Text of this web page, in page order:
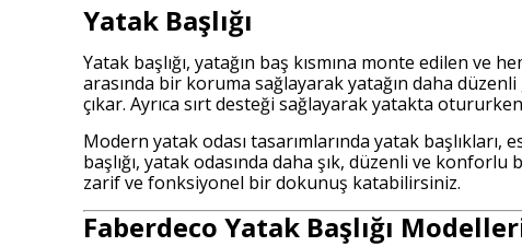
Yatak Başlığı
Yatak başlığı, yatağın baş kısmına monte edilen
arasında bir koruma sağlayarak yatağın daha
çıkar. Ayrıca sırt desteği sağlayarak yatakta
Modern yatak odası tasarımlarında yatak
başlığı, yatak odasında daha şık, düzenli ve
zarif ve fonksiyonel bir dokunuş katabilirsiniz.
Faberdeco Yatak Başlığı